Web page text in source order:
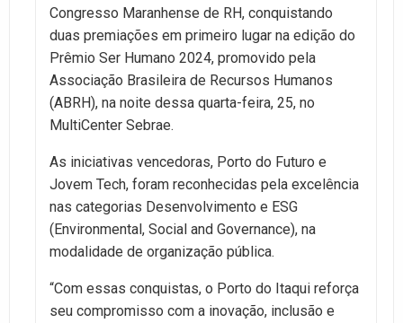
Congresso Maranhense de RH, conquistando
duas premiações em primeiro lugar na edição do
Prêmio Ser Humano 2024, promovido pela
Associação Brasileira de Recursos Humanos
(ABRH), na noite dessa quarta-feira, 25, no
MultiCenter Sebrae.
As iniciativas vencedoras, Porto do Futuro e
Jovem Tech, foram reconhecidas pela excelência
nas categorias Desenvolvimento e ESG
(Environmental, Social and Governance), na
modalidade de organização pública.
“Com essas conquistas, o Porto do Itaqui reforça
seu compromisso com a inovação, inclusão e